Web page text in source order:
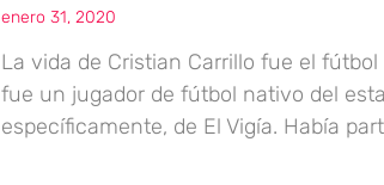
enero 31, 2020
La vida de Cristian Carrillo fue el fútbol
fue un jugador de fútbol nativo del
específicamente, de El Vigía. Había